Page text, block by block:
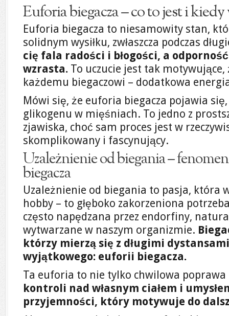
Euforia biegacza – co to jest i
Euforia biegacza to niesamowity stan,
solidnym wysiłku, zwłaszcza podczas
cię fala radości i błogości, a
wzrasta. To uczucie jest tak motywujące,
każdemu biegaczowi – dodatkowa
Mówi się, że euforia biegacza pojawia
glikogenu w mięśniach. To jedno z
zjawiska, choć sam proces jest w
skomplikowany i fascynujący.
Uzależnienie od biegania –
biegacza
Uzależnienie od biegania to pasja, która
hobby – to głęboko zakorzeniona
często napędzana przez endorfiny,
wytwarzane w naszym organizmie.
którzy mierzą się z długimi
wyjątkowego: euforii biegacza.
Ta euforia to nie tylko chwilowa
kontroli nad własnym ciałem i
przyjemności, który motywuje do